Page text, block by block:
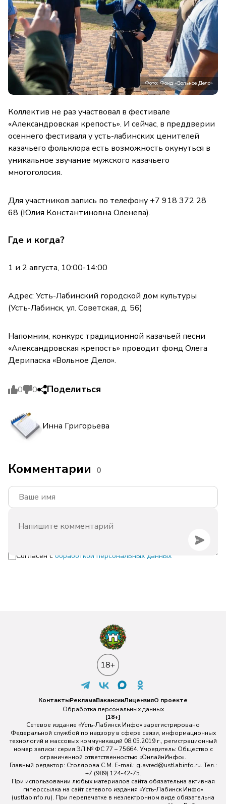
Фото: Фонд «Вольное Дело»
Коллектив не раз участвовал в фестивале
«Александровская крепость». И сейчас, в преддверии
осеннего фестиваля у усть-лабинских ценителей
казачьего фольклора есть возможность окунуться в
уникальное звучание мужского казачьего
многоголосия.
Для участников запись по телефону +7 918 372 28
68 (Юлия Константиновна Оленева).
Где и когда?
1 и 2 августа, 10:00-14:00
Адрес: Усть-Лабинский городской дом культуры
(Усть-Лабинск, ул. Советская, д. 56)
Напомним, конкурс традиционной казачьей песни
«Александровская крепость» проводит фонд Олега
Дерипаска «Вольное Дело».
0 0 Поделиться
Инна Григорьева
Комментарии 0
Согласен с обработкой персональных данных
КонтактыРекламаВакансииЛицензияО проекте
Обработка персональных данных
[18+]
Сетевое издание «Усть-Лабинск Инфо» зарегистрировано
Федеральной службой по надзору в сфере связи, информационных
технологий и массовых коммуникаций 08.05.2019 г., регистрационный
номер записи: серия ЭЛ № ФС 77 – 75664. Учредитель: Общество с
ограниченной ответственностью «ОнлайнИнфо».
Главный редактор: Столярова С.М. E-mail: glavred@ustlabinfo.ru. Тел.:
+7 (989) 124-42-75.
При использовании любых материалов сайта обязательна активная
гиперссылка на сайт сетевого издания «Усть-Лабинск Инфо»
(ustlabinfo.ru). При перепечатке в неэлектронном виде обязательна